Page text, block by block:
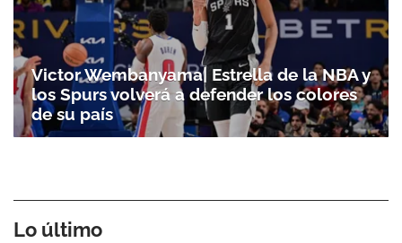
Victor Wembanyama| Estrella de la NBA y
los Spurs volverá a defender los colores
de su país
Lo último